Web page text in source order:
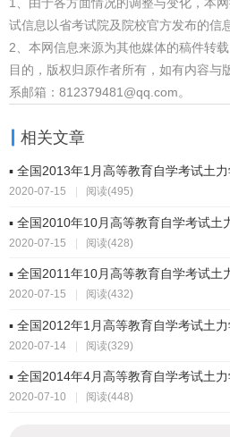
1、由于各方面情况的调整与变化，本
试信息以省考试院及院校官方发布的信
2、本网信息来源为其他媒体的稿件转
目的，版权归原作者所有，如有内容与
系邮箱：812379481@qq.com。
相关文章
▪ 全国2013年1月高等教育自学考试土
2020-07-15 | 阅读(495)
▪ 全国2010年10月高等教育自学考试土
2020-07-15 | 阅读(428)
▪ 全国2011年10月高等教育自学考试土
2020-07-15 阅读(432)
▪ 全国2012年1月高等教育自学考试土
2020-07-14 | 阅读(329)
▪ 全国2014年4月高等教育自学考试土
2020-07-10 阅读(448)